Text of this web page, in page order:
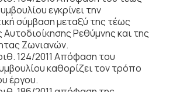
εγκρίνει την
σύμβαση μεταξύ της τέως
Ρεθύμνης και της
Ζωνιανών.
124/2011 Απόφαση του
καθορίζει τον τρόπο
έργου.